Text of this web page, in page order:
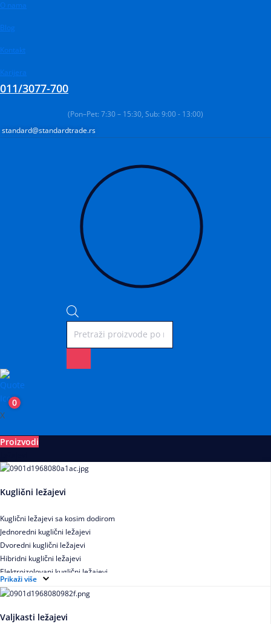
Pređi
sadržaj
O nama
Blog
Kontakt
Karijera
011/3077-700
(Pon–Pet: 7:30 – 15:30, Sub: 9:00 - 13:00)
standard@standardtrade.rs
0
X
Proizvodi
Kuglični ležajevi
Kuglični ležajevi sa kosim dodirom
Jednoredni kuglični ležajevi
Dvoredni kuglični ležajevi
Hibridni kuglični ležajevi
Elektroizolovani kuglični ležajevi
Samopodesivi kuglični ležajevi
Aksijalni kuglični ležajevi
Kuglični ležajevi od nerđajućeg čelika
Prikaži više
Valjkasti ležajevi
Products
Products